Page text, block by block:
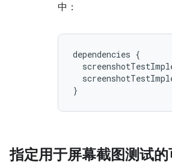
中：
dependencies {
}
指定用于屏幕截图测试